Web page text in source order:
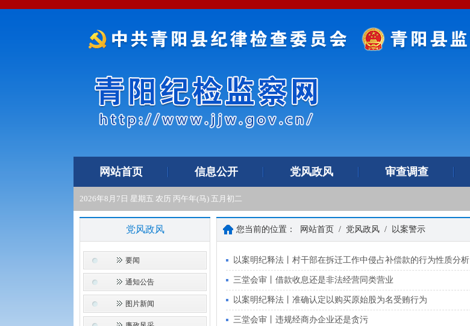
网站首页 信息公开 党风政风 审查调查
2026年8月7日 星期五 农历 丙午年(马) 五月初二
党风政风
要闻
通知公告
图片新闻
您当前的位置： 网站首页 / 党风政风 / 以案警示
以案明纪释法丨村干部在拆迁工作中侵占补偿款的行为性质分析
三堂会审丨借款收息还是非法经营同类营业
以案明纪释法丨准确认定以购买原始股为名受贿行为
三堂会审丨违规经商办企业还是贪污